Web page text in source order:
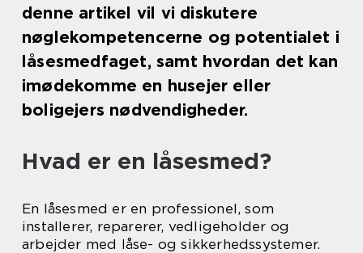
denne artikel vil vi diskutere
nøglekompetencerne og potentialet i
låsesmedfaget, samt hvordan det kan
imødekomme en husejer eller
boligejers nødvendigheder.
Hvad er en låsesmed?
En låsesmed er en professionel, som
installerer, reparerer, vedligeholder og
arbejder med låse- og sikkerhedssystemer.